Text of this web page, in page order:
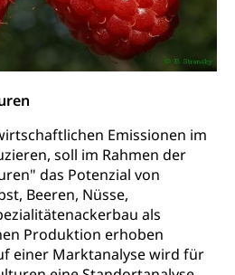
Emissionen im
soll im Rahmen der
das Potenzial von
Beeren, Nüsse,
als
Produktion erhoben
einer Marktanalyse wird für